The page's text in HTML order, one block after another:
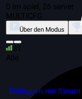
Einloggen mit Steam
0 im spiel, 26 server
MULTICFG
Über den Modus
31
Alle